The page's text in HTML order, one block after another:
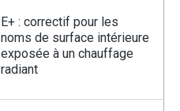
E+ : correctif pour les
noms de surface intérieure
exposée à un chauffage
radiant